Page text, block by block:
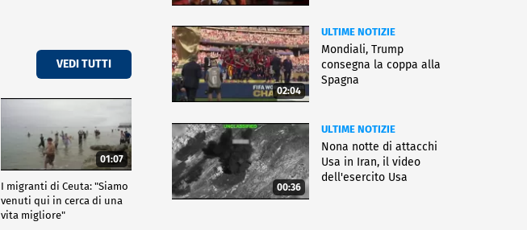
VEDI TUTTI
01:07
I migranti di Ceuta: "Siamo
venuti qui in cerca di una
vita migliore"
02:04
ULTIME NOTIZIE
Mondiali, Trump
consegna la coppa alla
Spagna
00:36
ULTIME NOTIZIE
Nona notte di attacchi
Usa in Iran, il video
dell'esercito Usa